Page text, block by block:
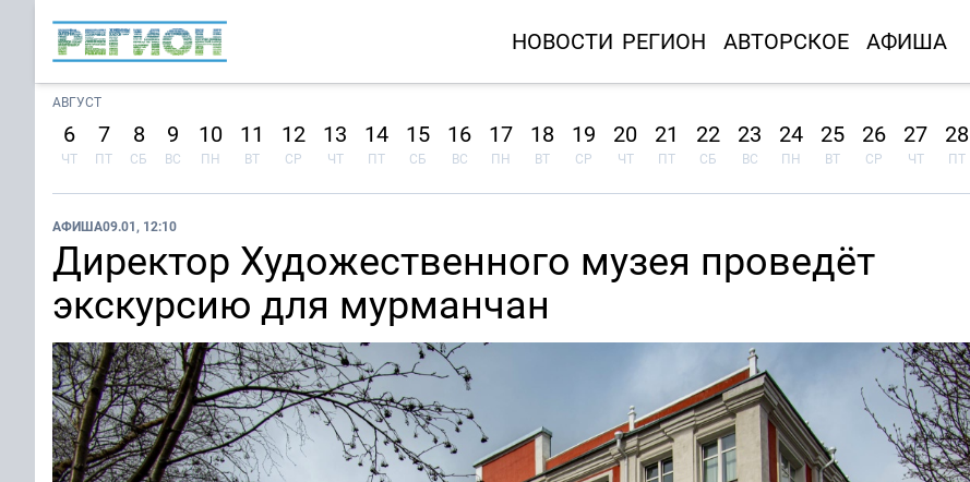
НОВОСТИ РЕГИОН АВТОРСКОЕ АФИША
АВГУСТ
6
ЧТ
7
ПТ
8
СБ
9
ВС
10
ПН
11
ВТ
12
СР
13
ЧТ
14
ПТ
15
СБ
16
ВС
17
ПН
18
ВТ
19
СР
20
ЧТ
21
ПТ
22
СБ
23
ВС
24
ПН
25
ВТ
26
СР
27
ЧТ
28
ПТ
АФИША09.01, 12:10
Директор Художественного музея проведёт
экскурсию для мурманчан